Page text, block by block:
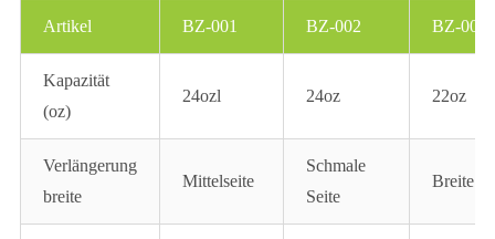
Artikel BZ-001 BZ-002 BZ-003
Kapazität
(oz)
24ozl 24oz 22oz
Verlängerung
breite
Mittelseite
Schmale
Seite
Breite